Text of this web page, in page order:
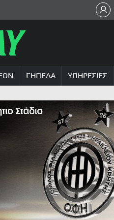
ΓΗΠΕΔΑ ΥΠΗΡΕΣΙΕΣ